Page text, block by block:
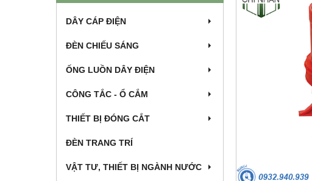
DÂY CÁP ĐIỆN
ĐÈN CHIẾU SÁNG
ỐNG LUỒN DÂY ĐIỆN
CÔNG TẮC - Ổ CẮM
THIẾT BỊ ĐÓNG CẮT
ĐÈN TRANG TRÍ
VẬT TƯ, THIẾT BỊ NGÀNH NƯỚC